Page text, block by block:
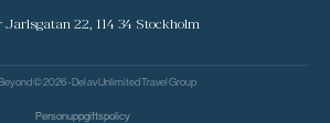
Jarlsgatan 22, 114 34 Stockholm
© 2026 - Del avUnlimited Travel Group
Personuppgiftspolicy